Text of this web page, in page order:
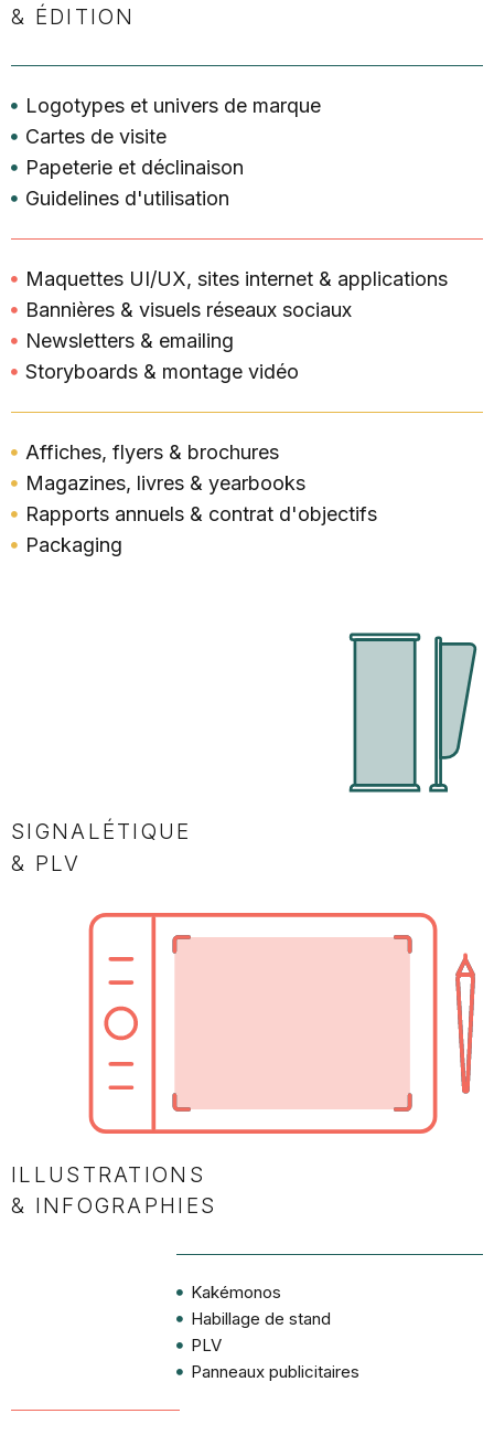
& ÉDITION
Logotypes et univers de marque
Cartes de visite
Papeterie et déclinaison
Guidelines d'utilisation
Maquettes UI/UX, sites internet & applications
Bannières & visuels réseaux sociaux
Newsletters & emailing
Storyboards & montage vidéo
Affiches, flyers & brochures
Magazines, livres & yearbooks
Rapports annuels & contrat d'objectifs
Packaging
SIGNALÉTIQUE
& PLV
ILLUSTRATIONS
& INFOGRAPHIES
Kakémonos
Habillage de stand
PLV
Panneaux publicitaires